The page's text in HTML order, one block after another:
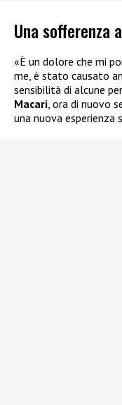
Una sofferenza
«È un dolore che mi
me, è stato causato
sensibilità di alcune
Macari , ora di nuovo
una nuova esperienza